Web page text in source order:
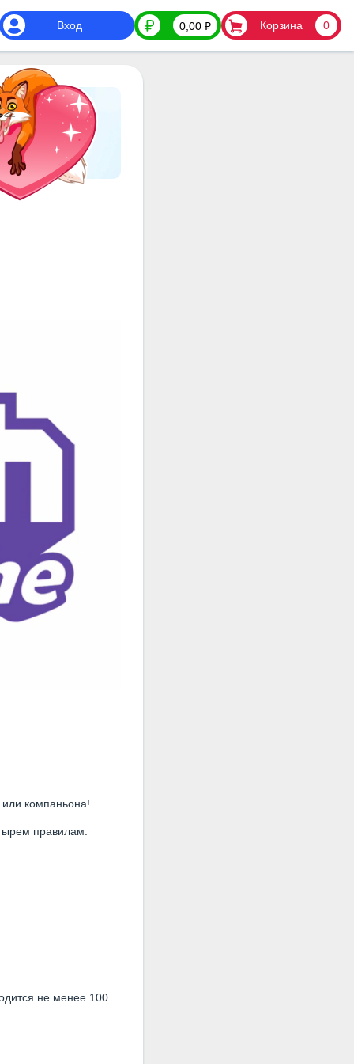
Вход 0,00 ₽ Корзина 0
компаньона!
правилам:
не менее 100